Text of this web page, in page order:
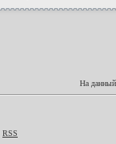
На
RSS